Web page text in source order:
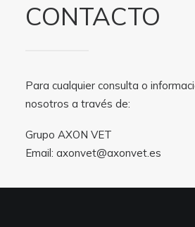
CONTACTO
Para cualquier consulta o
nosotros a través de:
Grupo AXON VET
Email: axonvet@axonvet.es